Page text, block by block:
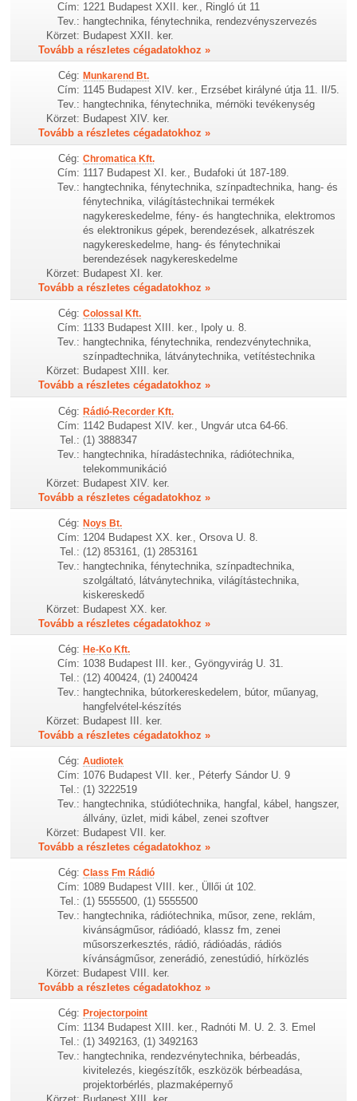
Cím: 1221 Budapest XXII. ker., Ringló út 11
Tev.: hangtechnika, fénytechnika, rendezvényszervezés
Körzet: Budapest XXII. ker.
Tovább a részletes cégadatokhoz »
Cég: Munkarend Bt.
Cím: 1145 Budapest XIV. ker., Erzsébet királyné útja 11. II/5.
Tev.: hangtechnika, fénytechnika, mérnöki tevékenység
Körzet: Budapest XIV. ker.
Tovább a részletes cégadatokhoz »
Cég: Chromatica Kft.
Cím: 1117 Budapest XI. ker., Budafoki út 187-189.
Tev.: hangtechnika, fénytechnika, színpadtechnika, hang- és
fénytechnika, világítástechnikai termékek
nagykereskedelme, fény- és hangtechnika, elektromos
és elektronikus gépek, berendezések, alkatrészek
nagykereskedelme, hang- és fénytechnikai
berendezések nagykereskedelme
Körzet: Budapest XI. ker.
Tovább a részletes cégadatokhoz »
Cég: Colossal Kft.
Cím: 1133 Budapest XIII. ker., Ipoly u. 8.
Tev.: hangtechnika, fénytechnika, rendezvénytechnika,
színpadtechnika, látványtechnika, vetítéstechnika
Körzet: Budapest XIII. ker.
Tovább a részletes cégadatokhoz »
Cég: Rádió-Recorder Kft.
Cím: 1142 Budapest XIV. ker., Ungvár utca 64-66.
Tel.: (1) 3888347
Tev.: hangtechnika, híradástechnika, rádiótechnika,
telekommunikáció
Körzet: Budapest XIV. ker.
Tovább a részletes cégadatokhoz »
Cég: Noys Bt.
Cím: 1204 Budapest XX. ker., Orsova U. 8.
Tel.: (12) 853161, (1) 2853161
Tev.: hangtechnika, fénytechnika, színpadtechnika,
szolgáltató, látványtechnika, világítástechnika,
kiskereskedő
Körzet: Budapest XX. ker.
Tovább a részletes cégadatokhoz »
Cég: He-Ko Kft.
Cím: 1038 Budapest III. ker., Gyöngyvirág U. 31.
Tel.: (12) 400424, (1) 2400424
Tev.: hangtechnika, bútorkereskedelem, bútor, műanyag,
hangfelvétel-készítés
Körzet: Budapest III. ker.
Tovább a részletes cégadatokhoz »
Cég: Audiotek
Cím: 1076 Budapest VII. ker., Péterfy Sándor U. 9
Tel.: (1) 3222519
Tev.: hangtechnika, stúdiótechnika, hangfal, kábel, hangszer,
állvány, üzlet, midi kábel, zenei szoftver
Körzet: Budapest VII. ker.
Tovább a részletes cégadatokhoz »
Cég: Class Fm Rádió
Cím: 1089 Budapest VIII. ker., Üllői út 102.
Tel.: (1) 5555500, (1) 5555500
Tev.: hangtechnika, rádiótechnika, műsor, zene, reklám,
kivánságműsor, rádióadó, klassz fm, zenei
műsorszerkesztés, rádió, rádióadás, rádiós
kívánságműsor, zenerádió, zenestúdió, hírközlés
Körzet: Budapest VIII. ker.
Tovább a részletes cégadatokhoz »
Cég: Projectorpoint
Cím: 1134 Budapest XIII. ker., Radnóti M. U. 2. 3. Emel
Tel.: (1) 3492163, (1) 3492163
Tev.: hangtechnika, rendezvénytechnika, bérbeadás,
kivitelezés, kiegészítők, eszközök bérbeadása,
projektorbérlés, plazmaképernyő